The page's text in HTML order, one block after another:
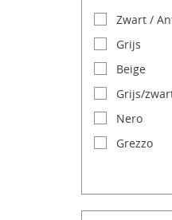
Zwart /
Grijs
Beige
Grijs/
Nero
Grezzo